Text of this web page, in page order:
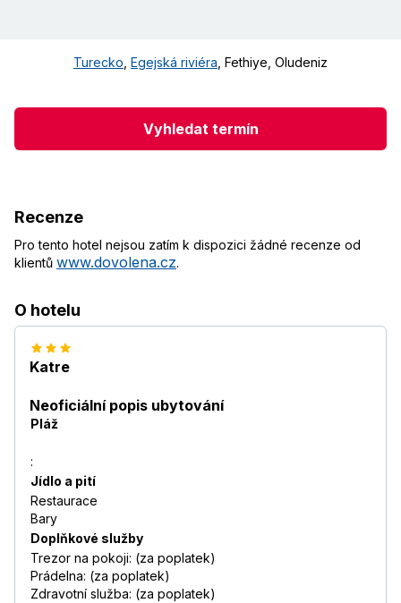
Turecko Egejská riviéra Fethiye Oludeniz
Vyhledat termín
Recenze
Pro tento hotel nejsou zatím k dispozici žádné recenze od
klientů www.dovolena.cz.
O hotelu
Katre
Neoficiální popis ubytování
Pláž
:
Jídlo a pití
Restaurace
Bary
Doplňkové služby
Trezor na pokoji: (za poplatek)
Prádelna: (za poplatek)
Zdravotní služba: (za poplatek)